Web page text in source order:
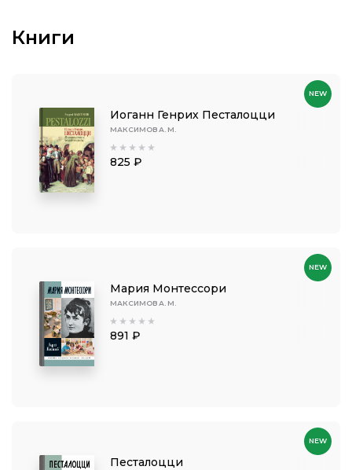
Книги
Иоганн Генрих Песталоцци
МАКСИМОВ А. М.
825 ₽
NEW
Мария Монтессори
МАКСИМОВ А. М.
891 ₽
NEW
Песталоцци
NEW